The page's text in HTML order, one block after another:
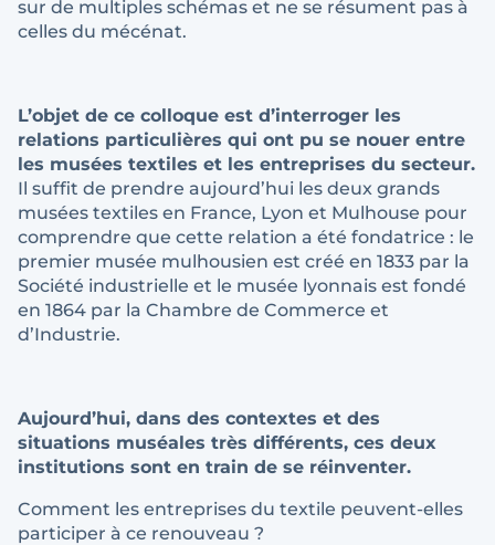
sur de multiples schémas et ne se résument pas à
celles du mécénat.
L’objet de ce colloque est d’interroger les
relations particulières qui ont pu se nouer entre
les musées textiles et les entreprises du secteur.
Il suffit de prendre aujourd’hui les deux grands
musées textiles en France, Lyon et Mulhouse pour
comprendre que cette relation a été fondatrice : le
premier musée mulhousien est créé en 1833 par la
Société industrielle et le musée lyonnais est fondé
en 1864 par la Chambre de Commerce et
d’Industrie.
Aujourd’hui, dans des contextes et des
situations muséales très différents, ces deux
institutions sont en train de se réinventer.
Comment les entreprises du textile peuvent-elles
participer à ce renouveau ?